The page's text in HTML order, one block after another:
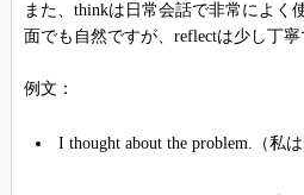
また、thinkは日常会話で非常によく
面でも自然ですが、reflectは少し丁寧
例文：
I thought about the problem.（私